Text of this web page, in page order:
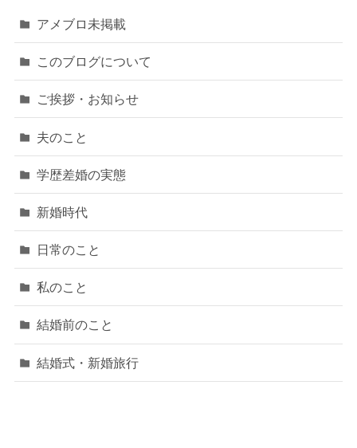
アメブロ未掲載
このブログについて
ご挨拶・お知らせ
夫のこと
学歴差婚の実態
新婚時代
日常のこと
私のこと
結婚前のこと
結婚式・新婚旅行